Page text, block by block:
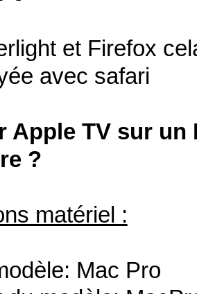
et Firefox
avec safari
Apple TV sur un
?
matériel :
Mac Pro